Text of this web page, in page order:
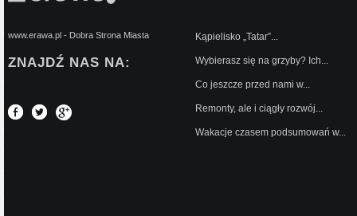
www.erawa.pl - Dobra Strona Miasta
ZNAJDŹ NAS NA:
Kąpielisko „Tatar”...
Wybierasz się na grzyby? Ich...
Co jeszcze przed nami w...
Remonty, ale i ciągły rozwój...
Wakacje czasem podsumowań w...